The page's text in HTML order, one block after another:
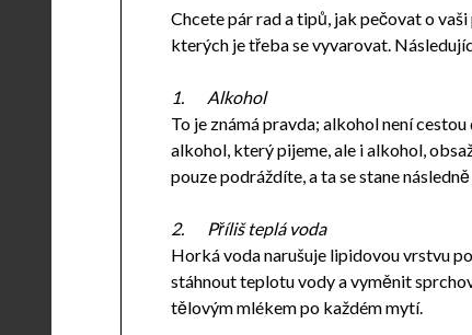
Chcete pár rad a tipů, jak pečovat o
kterých je třeba se vyvarovat.
1. Alkohol
To je známá pravda; alkohol není
alkohol, který pijeme, ale i alkohol,
pouze podráždíte, a ta se stane
2.
Příliš teplá voda
Horká voda narušuje lipidovou vrstvu
stáhnout teplotu vody a vyměnit
tělovým mlékem po každém mytí.